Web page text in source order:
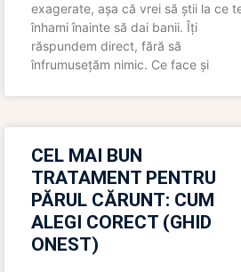
exagerate, așa că vrei să știi la ce
înhami înainte să dai banii. Îți
răspundem direct, fără să
înfrumusețăm nimic. Ce face și
CEL MAI BUN
TRATAMENT PENTRU
PĂRUL CĂRUNT: CUM
ALEGI CORECT (GHID
ONEST)